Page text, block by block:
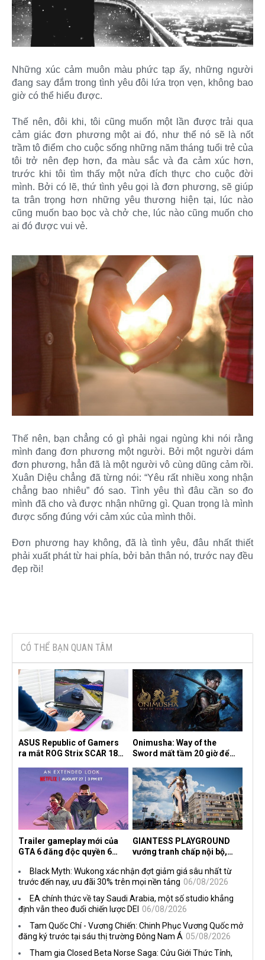
Những xúc cảm muôn màu phức tạp ấy, những người
đang say đắm trong tình yêu đôi lứa trọn vẹn, không bao
giờ có thể hiểu được.
Thế nên, đôi khi, tôi cũng muốn một lần được trải qua
cảm giác đơn phương một ai đó, như thể nó sẽ là nốt
trầm tô điểm cho cuộc sống những năm tháng tuổi trẻ của
tôi trở nên đẹp hơn, đa màu sắc và đa cảm xúc hơn,
trước khi tôi tìm thấy một nửa đích thực cho cuộc đời
mình. Bởi có lẽ, thứ tình yêu gọi là đơn phương, sẽ giúp
ta trân trọng hơn những yêu thương hiện tại, lúc nào
cũng muốn bao bọc và chở che, lúc nào cũng muốn cho
ai đó được vui vẻ.
Thế nên, bạn chẳng có gì phải ngại ngùng khi nói rằng
mình đang đơn phương một người. Bởi một người dám
đơn phương, hẳn đã là một người vô cùng dũng cảm rồi.
Xuân Diệu chẳng đã từng nói: “Yêu rất nhiều xong nhận
chẳng bao nhiêu” đó sao. Tình yêu thì đâu cần so đo
mình đã cho và được nhận những gì. Quan trọng là mình
được sống đúng với cảm xúc của mình thôi.
Đơn phương hay không, đã là tình yêu, đâu nhất thiết
phải xuất phát từ hai phía, bởi bản thân nó, trước nay đều
đẹp rồi!​
CÓ THỂ BẠN QUAN TÂM
ASUS Republic of Gamers
ra mắt ROG Strix SCAR 18
Onimusha: Way of the
Sword mất tầm 20 giờ để
dành cho newbie và lão làng
Trailer gameplay mới của
GTA 6 đăng độc quyền 6
đang quá tham?
GIANTESS PLAYGROUND
vướng tranh chấp nội bộ,
ngầm chiếm đoạt doanh thu
Black Myth: Wukong xác nhận đợt giảm giá sâu nhất từ
trước đến nay, ưu đãi 30% trên mọi nền tảng 06/08/2026
EA chính thức về tay Saudi Arabia, một số studio khẳng
định vẫn theo đuổi chiến lược DEI
06/08/2026
Tam Quốc Chí - Vương Chiến: Chinh Phục Vương Quốc mở
đăng ký trước tại sáu thị trường Đông Nam Á 05/08/2026
Tham gia Closed Beta Norse Saga: Cửu Giới Thức Tỉnh,